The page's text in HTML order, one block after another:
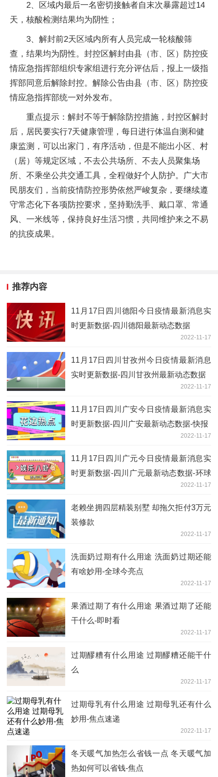
2、区域内最后一名密切接触者自末次暴露超过14
天，核酸检测结果均为阴性；
3、解封前2天区域内所有人员完成一轮核酸筛
查，结果均为阴性。封控区解封由县（市、区）防控疫
情应急指挥部组织专家组进行充分评估后，报上一级指
挥部同意后解除封控。解除公告由县（市、区）防控疫
情应急指挥部统一对外发布。
重点提示：解封不等于解除防控措施，封控区解封
后，居民要实行7天健康管理，每日进行体温自测和健
康监测，可以出家门，有序活动，但是不能出小区、村
（居）等规定区域，不去公共场所、不去人员聚集场
所、不乘坐公共交通工具，全程做好个人防护。广大市
民朋友们，当前疫情防控形势依然严峻复杂，要继续遵
守常态化下各项防控要求，坚持勤洗手、戴口罩、常通
风、一米线等，保持良好生活习惯，共同维护来之不易
的抗疫成果。
推荐内容
11月17日四川德阳今日疫情最新消息实
时更新数据-四川德阳最新动态数据
2022-11-17
11月17日四川甘孜州今日疫情最新消息
实时更新数据-四川甘孜州最新动态数据
2022-11-17
11月17日四川广安今日疫情最新消息实
时更新数据-四川广安最新动态数据-快报
2022-11-17
11月17日四川广元今日疫情最新消息实
时更新数据-四川广元最新动态数据-环球
2022-11-17
老赖坐拥四层精装别墅 却拖欠拒付3万元
装修款
2022-11-17
洗面奶过期有什么用途 洗面奶过期还能
有啥妙用-全球今亮点
2022-11-17
果酒过期了有什么用途 果酒过期了还能
干什么-即时看
2022-11-17
过期醪糟有什么用途 过期醪糟还能干什
么
2022-11-17
过期母乳有什么用途 过期母乳还有什么
妙用-焦点速递
2022-11-17
冬天暖气加热怎么省钱一点 冬天暖气加
热如何可以省钱-焦点